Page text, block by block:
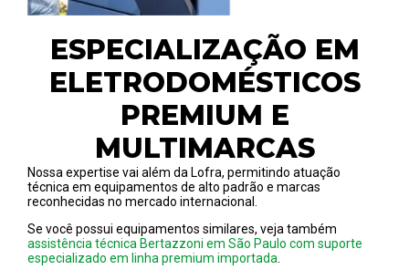
ESPECIALIZAÇÃO EM
ELETRODOMÉSTICOS
PREMIUM E
MULTIMARCAS
Nossa expertise vai além da Lofra, permitindo atuação
técnica em equipamentos de alto padrão e marcas
reconhecidas no mercado internacional.
Se você possui equipamentos similares, veja também
assistência técnica Bertazzoni em São Paulo com suporte
especializado em linha premium importada